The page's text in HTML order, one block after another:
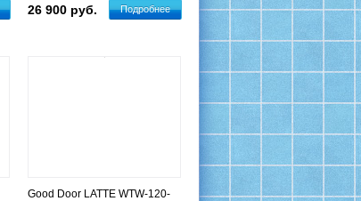
26 900 руб. Подробнее
Good Door LATTE WTW-120-